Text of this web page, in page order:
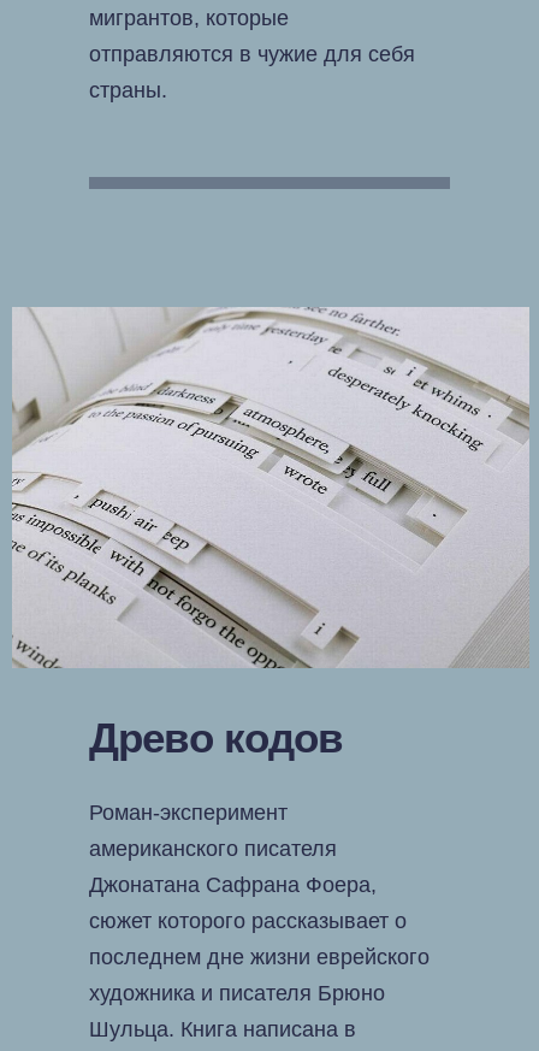
мигрантов, которые
отправляются в чужие для себя
страны.
Древо кодов
Роман-эксперимент
американского писателя
Джонатана Сафрана Фоера,
сюжет которого рассказывает о
последнем дне жизни еврейского
художника и писателя Брюно
Шульца. Книга написана в